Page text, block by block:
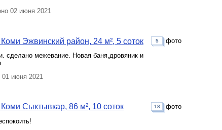
02 июня 2021
Эжвинский район, 24 м², 5 соток
сделано межевание. Новая баня,дровяник и
5 фото
июня 2021
Сыктывкар, 86 м², 10 соток 18 фото